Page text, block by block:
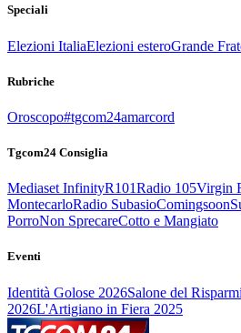
Speciali
Elezioni ItaliaElezioni esteroGrande
Rubriche
Oroscopo#tgcom24amarcord
Tgcom24 Consiglia
Mediaset InfinityR101Radio 105Virgin
MontecarloRadio SubasioComingsoon
PorroNon SprecareCotto e Mangiato
Eventi
Identità Golose 2026Salone del
2026L'Artigiano in Fiera 2025